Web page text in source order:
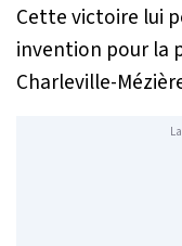
Cette victoire lui
invention pour la
Charleville-